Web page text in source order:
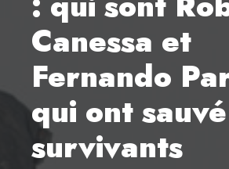
Canessa et
Fernando
qui ont
survivants